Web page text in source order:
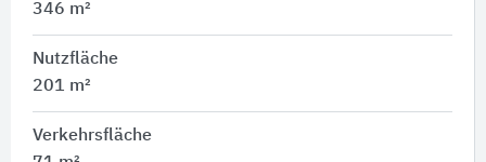
346 m²
Nutzfläche
201 m²
Verkehrsfläche